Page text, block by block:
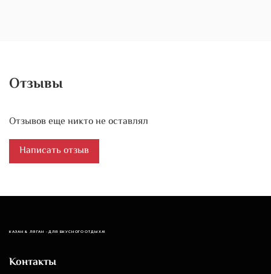
Отзывы
Отзывов еще никто не оставлял
Написать отзыв
КАЗАН & ЛЯГАН - ДЛЯ ВКУСНОГО ОТДЫХА!
Контакты